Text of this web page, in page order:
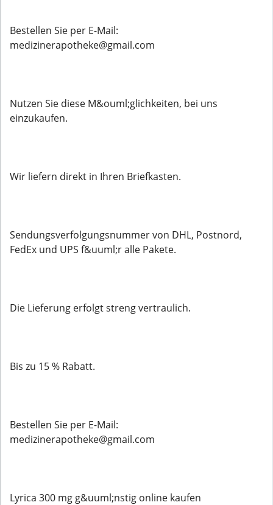
Bestellen Sie per E-Mail:
medizinerapotheke@gmail.com
Nutzen Sie diese M&ouml;glichkeiten, bei uns
einzukaufen.
Wir liefern direkt in Ihren Briefkasten.
Sendungsverfolgungsnummer von DHL, Postnord,
FedEx und UPS f&uuml;r alle Pakete.
Die Lieferung erfolgt streng vertraulich.
Bis zu 15 % Rabatt.
Bestellen Sie per E-Mail:
medizinerapotheke@gmail.com
Lyrica 300 mg g&uuml;nstig online kaufen